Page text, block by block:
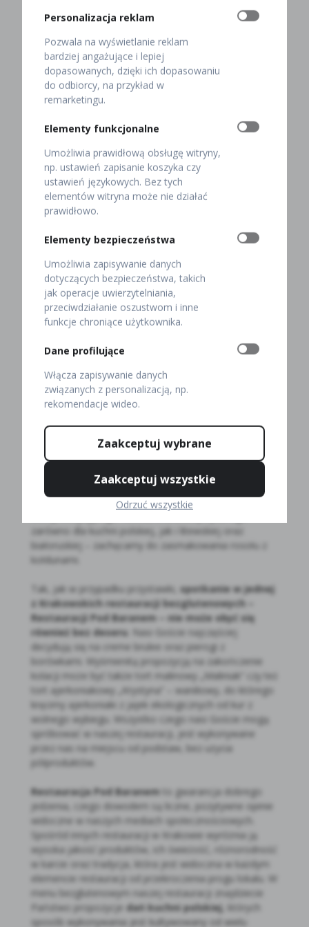
Dania bez glutenu w Restauracji
Pod Baranem
Czy wiedzą Państwo, że w menu naszej restauracji w
Krakowie, Restauracji Pod Baranem,
także potrawy bezglutenowe
opracowaliśmy kilkanaście wariantów spośród których
Dla miłośników mięsa przygotowaliśmy między innymi
rozpływającego się w ustach befsztyka tatarskiego,
combra z sarny w sosie leśnym, delikatnego fileta z
kurczęcia saute w sosie ziołowym, pierś z kaczki w
żeberka w liściu kapusty z sosem borowikowym.
Z kolei dla zwolenników wegetariańskich dań
bezglutenowych pozycjami wartymi uwagi będą
naleśniki ze szpinakiem w sosie z sera pleśniowego,
gołąbki w sosie borowikowym, sałatka z suszonymi
pomidorami i mozarellą czy – kultowe pierogi ruskie.
Podczas uroczystej kolacji złożonej z dań
bezglutenowych nie może zabraknąć także
przystawki– tutaj opcją godną rozważenia jest zupa
rybna, którą nasi Goście oceniają jako „najlepszą zupę
opinia tego typu cieszy i motywuje do dalszego
działania, aby móc zachwycać smakiem coraz większe
grono. Dla tych z Państwa, którzy uwielbiają tradycyjny
rosół także mamy dobrą wiadomość – on również
znajduje się w naszej karcie. W przypadku, jeżeli
chcieliby jednak Państwo skosztować nieco innej
zarówno dla kuchni polskiej, jak i litewskiej oraz
białoruskiej – zachęcamy do zasmakowania rosołu z
kołdunami.
Tak, jak w przypadku przystawki, spotkanie w jednej
z Krakowskich restauracji bezglutenowych –
Restauracji Pod Baranem – nie może obyć się
również bez deseru . Nasi Goście najczęściej
decydują się na creme brulee oraz pierogi z
borówkami. Wyśmienitą propozycją na zakończenie
kolacji może być także tort malinowy „Maliniak” czy też
tort ajerkoniakowy „Krystyna” – waniliowy, do którego
kręcimy ajerkoniaki z jajek ekologicznych od kur z
wolnego wybiegu. Wszystko czego nasi Goście mogą
spróbować w naszej restauracji, jest wykonywane
przez nas na miejscu od podstaw, bez użycia
półproduktów.
Restauracja Pod Baranem to gwarancja dobrego
jedzenia, czego dowodem są liczne, pozytywne opinie
widoczne w naszych mediach społecznościowych.
Spośród innych restauracji w Krakowie wyróżnia ją
wysoka jakość produktów, ich świeżość, różnorodność
w karcie oraz tradycja, która jest widoczna w każdym
elemencie restauracji od przekroczenia progu lokalu. W
menu bezglutenowym naszej restauracji znajdziecie
Państwo propozycje dań kuchni polskiej , których
sposób wykonywania jest kultywowany od wielu
Personalizacja reklam
Pozwala na wyświetlanie reklam
bardziej angażujące i lepiej
dopasowanych, dzięki ich dopasowaniu
do odbiorcy, na przykład w
remarketingu.
Elementy funkcjonalne
Umożliwia prawidłową obsługę witryny,
np. ustawień zapisanie koszyka czy
ustawień językowych. Bez tych
elementów witryna może nie działać
prawidłowo.
Elementy bezpieczeństwa
Umożliwia zapisywanie danych
dotyczących bezpieczeństwa, takich
jak operacje uwierzytelniania,
przeciwdziałanie oszustwom i inne
funkcje chroniące użytkownika.
Dane profilujące
Włącza zapisywanie danych
związanych z personalizacją, np.
rekomendacje wideo.
Zaakceptuj wybrane
Zaakceptuj wszystkie
Odrzuć wszystkie